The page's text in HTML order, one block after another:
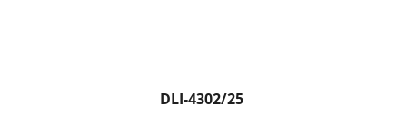
DLI-4302/25